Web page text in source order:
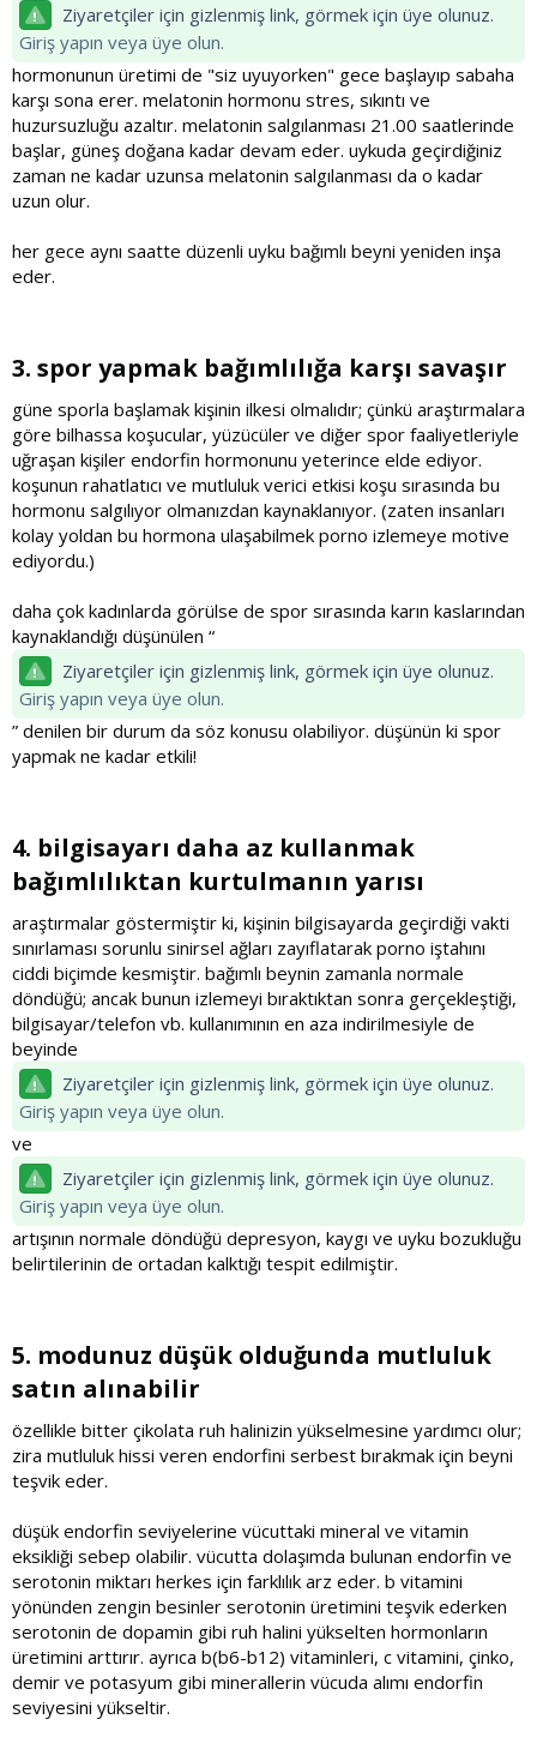
Ziyaretçiler için gizlenmiş link, görmek için üye olunuz.
Giriş yapın veya üye olun.
hormonunun üretimi de "siz uyuyorken" gece başlayıp sabaha
karşı sona erer. melatonin hormonu stres, sıkıntı ve
huzursuzluğu azaltır. melatonin salgılanması 21.00 saatlerinde
başlar, güneş doğana kadar devam eder. uykuda geçirdiğiniz
zaman ne kadar uzunsa melatonin salgılanması da o kadar
uzun olur.
her gece aynı saatte düzenli uyku bağımlı beyni yeniden inşa
eder.
3. spor yapmak bağımlılığa karşı savaşır​
güne sporla başlamak kişinin ilkesi olmalıdır; çünkü araştırmalara
göre bilhassa koşucular, yüzücüler ve diğer spor faaliyetleriyle
uğraşan kişiler endorfin hormonunu yeterince elde ediyor.
koşunun rahatlatıcı ve mutluluk verici etkisi koşu sırasında bu
hormonu salgılıyor olmanızdan kaynaklanıyor. (zaten insanları
kolay yoldan bu hormona ulaşabilmek porno izlemeye motive
ediyordu.)
daha çok kadınlarda görülse de spor sırasında karın kaslarından
kaynaklandığı düşünülen “
Ziyaretçiler için gizlenmiş link, görmek için üye olunuz.
Giriş yapın veya üye olun.
” denilen bir durum da söz konusu olabiliyor. düşünün ki spor
yapmak ne kadar etkili!
4. bilgisayarı daha az kullanmak
bağımlılıktan kurtulmanın yarısı​
araştırmalar göstermiştir ki, kişinin bilgisayarda geçirdiği vakti
sınırlaması sorunlu sinirsel ağları zayıflatarak porno iştahını
ciddi biçimde kesmiştir. bağımlı beynin zamanla normale
döndüğü; ancak bunun izlemeyi bıraktıktan sonra gerçekleştiği,
bilgisayar/telefon vb. kullanımının en aza indirilmesiyle de
beyinde
Ziyaretçiler için gizlenmiş link, görmek için üye olunuz.
Giriş yapın veya üye olun.
ve
Ziyaretçiler için gizlenmiş link, görmek için üye olunuz.
Giriş yapın veya üye olun.
artışının normale döndüğü depresyon, kaygı ve uyku bozukluğu
belirtilerinin de ortadan kalktığı tespit edilmiştir.
5. modunuz düşük olduğunda mutluluk
satın alınabilir​
özellikle bitter çikolata ruh halinizin yükselmesine yardımcı olur;
zira mutluluk hissi veren endorfini serbest bırakmak için beyni
teşvik eder.
düşük endorfin seviyelerine vücuttaki mineral ve vitamin
eksikliği sebep olabilir. vücutta dolaşımda bulunan endorfin ve
serotonin miktarı herkes için farklılık arz eder. b vitamini
yönünden zengin besinler serotonin üretimini teşvik ederken
serotonin de dopamin gibi ruh halini yükselten hormonların
üretimini arttırır. ayrıca b(b6-b12) vitaminleri, c vitamini, çinko,
demir ve potasyum gibi minerallerin vücuda alımı endorfin
seviyesini yükseltir.